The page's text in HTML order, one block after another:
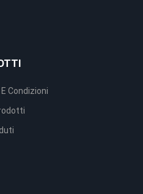
Condizioni